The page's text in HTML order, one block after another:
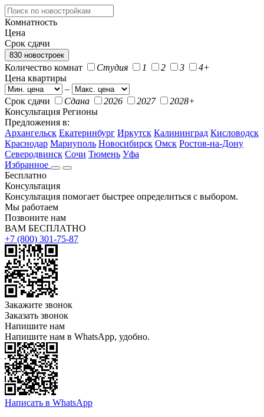
Комнатность
Цена
Срок сдачи
830 новостроек
Количество комнат Студия 1 2 3
4+
Цена квартиры
–
Срок сдачи
Сдана 2026 2027
2028+
Консультация Регионы
Предложения в:
Архангельск Екатеринбург Иркутск Калининград Кисловодск
Краснодар Мариуполь Новосибирск Омск Ростов-на-Дону
Северодвинск Сочи Тюмень Уфа
Избранное
Бесплатно
Консультация
Консультация помогает быстрее определиться с выбором.
Мы работаем
Позвоните нам
ВАМ БЕСПЛАТНО
+7 (800) 301-75-87
Закажите звонок
Заказать звонок
Напишите нам
Напишите нам в WhatsApp, удобно.
Написать в WhatsApp